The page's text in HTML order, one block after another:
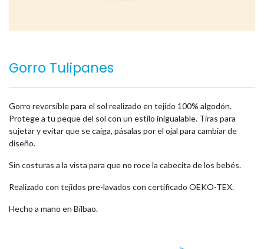
Gorro Tulipanes
Gorro reversible para el sol realizado en tejido 100% algodón.
Protege a tu peque del sol con un estilo inigualable. Tiras para
sujetar y evitar que se caiga, pásalas por el ojal para cambiar de
diseño.
Sin costuras a la vista para que no roce la cabecita de los bebés.
Realizado con tejidos pre-lavados con certificado OEKO-TEX.
Hecho a mano en Bilbao.